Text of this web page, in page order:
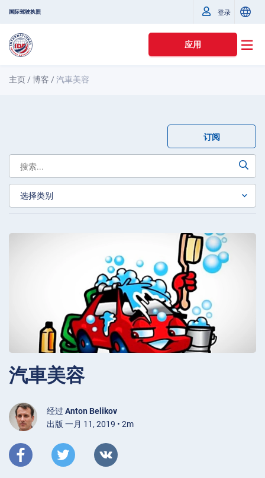
国际驾驶执照 登录
应用
主页 /博客 /汽車美容
订阅
汽車美容
经过 Anton Belikov
出版 一月 11, 2019 • 2m